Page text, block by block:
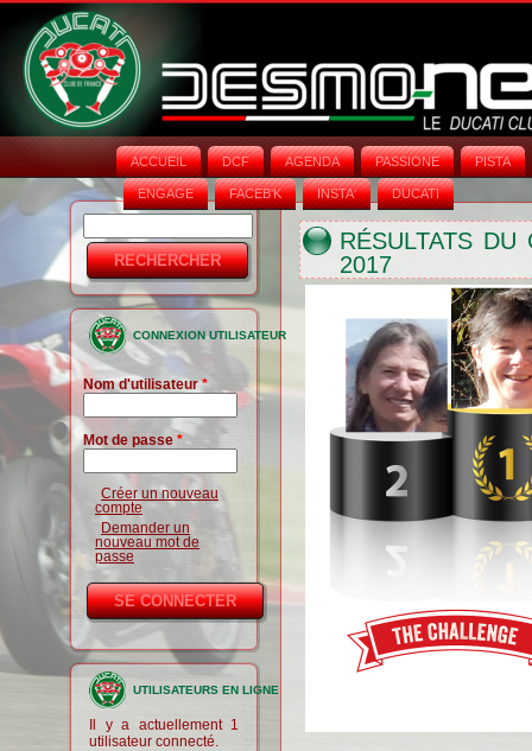
ACCUEIL DCF AGENDA PASSIONE PISTA
ENGAGE FACEB'K INSTA‘ DUCATI
Formulaire
de
recherche
CONNEXION UTILISATEUR
Nom d'utilisateur*
Mot de passe *
Créer un nouveau
compte
Demander un
nouveau mot de
passe
UTILISATEURS EN LIGNE
Il y a actuellement 1
utilisateur connecté.
RÉSULTATS DU
2017